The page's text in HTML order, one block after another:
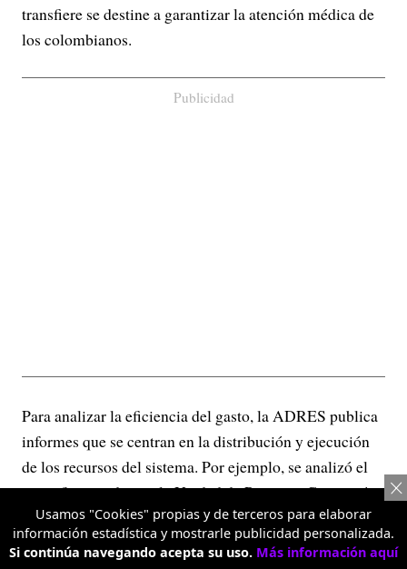
transfiere se destine a garantizar la atención médica de
los colombianos.
Publicidad
Para analizar la eficiencia del gasto, la ADRES publica
informes que se centran en la distribución y ejecución
de los recursos del sistema. Por ejemplo, se analizó el
gasto financiado con la Unidad de Pago por Capitación
(UPC) entre 2018 y 2023. Al construir precios de
referencia por municipio, nivel de la IPS y mecanismo
Usamos "Cookies" propias y de terceros para elaborar
información estadística y mostrarle publicidad personalizada.
Si continúa navegando acepta su uso. Más información aquí